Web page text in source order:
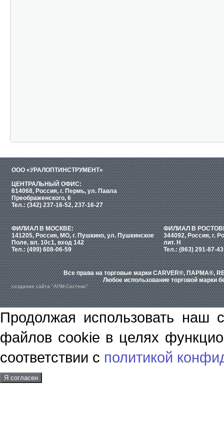
ООО «УРАЛОПТИНСТРУМЕНТ»
ЦЕНТРАЛЬНЫЙ ОФИС:
614068, Россия, г. Пермь, ул. Павла
Преображенского, 6
Тел.: (342) 237-16-52, 237-16-27
ФИЛИАЛ В МОСКВЕ:
141205, Россия, МО, г. Пушкино, ул. Пушкинское
Поле, вл. 10с1, вход 142
Тел.: (499) 608-06-59
ФИЛИАЛ В
344092, Россия, г.
лит. Н
Тел.: (863) 291-87-43
Все права на торговые марки CARVER®, ПАРМА®,
Любое использование торговой марки
создание сайта "АПМ-Системс"
Продолжая использовать наш
файлов cookie в целях
соответствии с политикой
Я согласен